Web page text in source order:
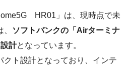
HR01」は、現時点で未
ソフトバンクの「Airターミナ
計となっています。
クト設計となっており、インテ